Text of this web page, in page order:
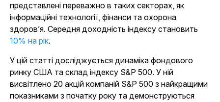
представлені переважно в таких секторах, як
інформаційні технології, фінанси та охорона
здоров’я. Середня доходність індексу становить
10% на рік.
У цій статті досліджується динаміка фондового
ринку США та склад індексу S&P 500. У ній
висвітлено 20 акцій компаній S&P 500 з найкращими
показниками з початку року та демонструються